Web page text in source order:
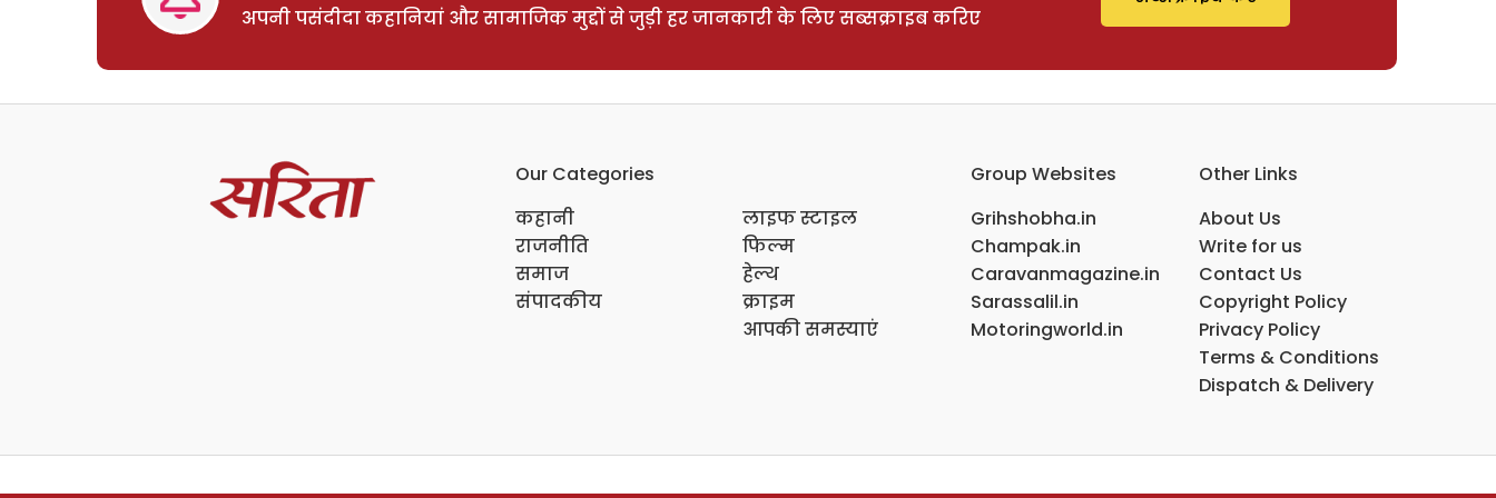
अपनी पसंदीदा कहानियां और सामाजिक मुद्दों से जुड़ी हर जानकारी के लिए सब्सक्राइब करिए
Our Categories
कहानी
राजनीति
समाज
संपादकीय
लाइफ स्टाइल
फिल्म
हेल्थ
क्राइम
आपकी समस्याएं
Group Websites
Grihshobha.in
Champak.in
Caravanmagazine.in
Sarassalil.in
Motoringworld.in
Other Links
About Us
Write for us
Contact Us
Copyright Policy
Privacy Policy
Terms & Conditions
Dispatch & Delivery